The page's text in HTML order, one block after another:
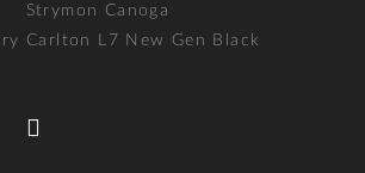
Strymon Canoga
Carlton L7 New Gen Black